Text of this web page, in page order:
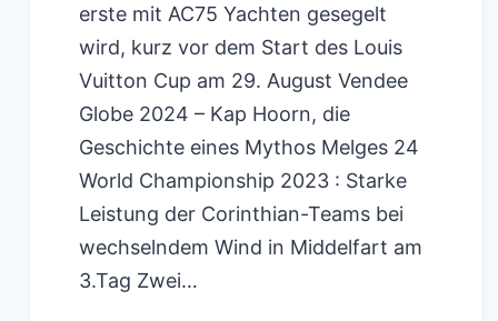
erste mit AC75 Yachten gesegelt
wird, kurz vor dem Start des Louis
Vuitton Cup am 29. August Vendee
Globe 2024 – Kap Hoorn, die
Geschichte eines Mythos Melges 24
World Championship 2023 : Starke
Leistung der Corinthian-Teams bei
wechselndem Wind in Middelfart am
3.Tag Zwei…